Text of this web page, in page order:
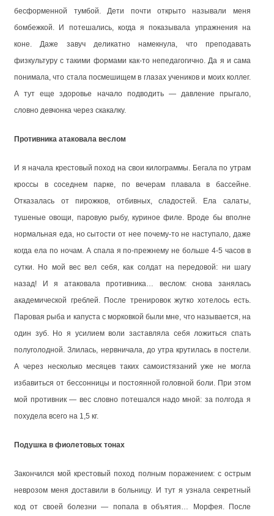
бесформенной тумбой. Дети почти открыто называли меня
бомбежкой. И потешались, когда я показывала упражнения на
коне. Даже завуч деликатно намекнула, что преподавать
физкультуру с такими формами как-то непедагогично. Да я и сама
понимала, что стала посмешищем в глазах учеников и моих коллег.
А тут еще здоровье начало подводить — давление прыгало,
словно девчонка через скакалку.
Противника атаковала веслом
И я начала крестовый поход на свои килограммы. Бегала по утрам
кроссы в соседнем парке, по вечерам плавала в бассейне.
Отказалась от пирожков, отбивных, сладостей. Ела салаты,
тушеные овощи, паровую рыбу, куриное филе. Вроде бы вполне
нормальная еда, но сытости от нее почему-то не наступало, даже
когда ела по ночам. А спала я по-прежнему не больше 4-5 часов в
сутки. Но мой вес вел себя, как солдат на передовой: ни шагу
назад! И я атаковала противника… веслом: снова занялась
академической греблей. После тренировок жутко хотелось есть.
Паровая рыба и капуста с морковкой были мне, что называется, на
один зуб. Но я усилием воли заставляла себя ложиться спать
полуголодной. Злилась, нервничала, до утра крутилась в постели.
А через несколько месяцев таких самоистязаний уже не могла
избавиться от бессонницы и постоянной головной боли. При этом
мой противник — вес словно потешался надо мной: за полгода я
похудела всего на 1,5 кг.
Подушка в фиолетовых тонах
Закончился мой крестовый поход полным поражением: с острым
неврозом меня доставили в больницу. И тут я узнала секретный
код от своей болезни — попала в объятия… Морфея. После